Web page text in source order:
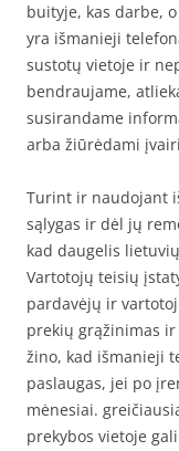
buityje, kas darbe,
yra išmanieji
sustotų vietoje ir
bendraujame,
susirandame
arba žiūrėdami
Turint ir naudojant
sąlygas ir dėl jų
kad daugelis
Vartotojų teisių
pardavėjų ir
prekių grąžinimas
žino, kad išmanieji
paslaugas, jei po
mėnesiai.
prekybos vietoje